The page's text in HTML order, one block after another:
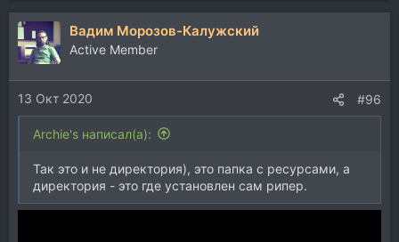
а
к
ц
и
и
:
Вадим Морозов-Калужский
Active Member
13 Окт 2020 #96
Archie's написал(а):
Так это и не директория), это папка с ресурсами, а
директория - это где установлен сам рипер.